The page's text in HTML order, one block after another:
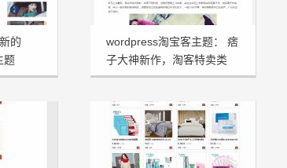
的
题
wordpress淘宝客主题： 痞
子大神新作，淘客特卖类
Ptao